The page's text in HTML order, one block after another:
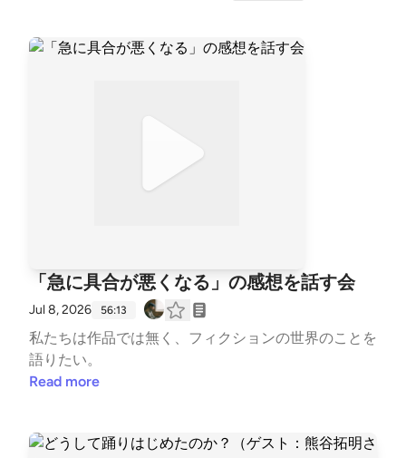
「急に具合が悪くなる」の感想を話す会
Jul 8, 2026 56:13
私たちは作品では無く、フィクションの世界のことを
語りたい。
Read more